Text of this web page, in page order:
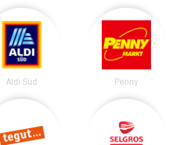
Aldi Süd Penny